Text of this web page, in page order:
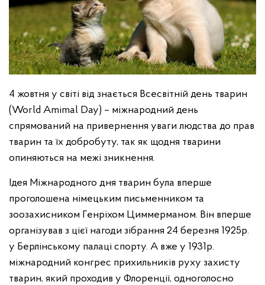
4 жовтня у світі від знається Всесвітній день тварин
(World Amimal Day) – міжнародний день
спрямований на привернення уваги людства до прав
тварин та їх добробуту, так як щодня тварини
опиняються на межі зникнення.
Ідея Міжнародного дня тварин була вперше
проголошена німецьким письменником та
зоозахисником Генріхом Циммерманом. Він вперше
організував з цієї нагоди зібрання 24 березня 1925р.
у Берлінському палаці спорту. А вже у 1931р.
міжнародний конгрес прихильників руху захисту
тварин, який проходив у Флоренції, одноголосно